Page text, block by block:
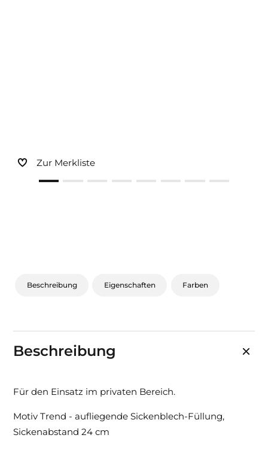
Zur Merkliste
Beschreibung Eigenschaften Farben
Beschreibung
Für den Einsatz im privaten Bereich.
Motiv Trend - aufliegende Sickenblech-Füllung,
Sickenabstand 24 cm